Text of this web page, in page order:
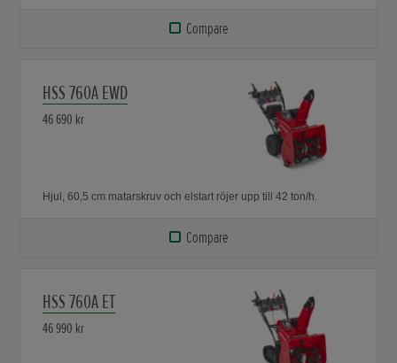
Compare
HSS 760A EWD
46 690 kr
Hjul, 60,5 cm matarskruv och elstart röjer upp till 42 ton/h.
Compare
HSS 760A ET
46 990 kr